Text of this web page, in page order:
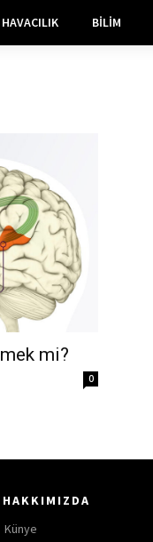
HAVACILIK BILIM
mi?
0
HAKKIMIZDA
Künye